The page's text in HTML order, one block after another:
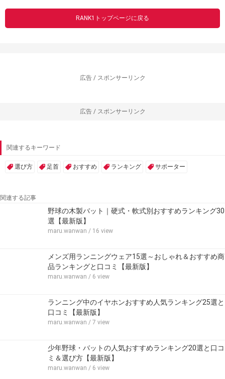
RANK1トップページに戻る
広告 / スポンサーリンク
広告 / スポンサーリンク
関連するキーワード
選び方 足首 おすすめ ランキング サポーター
関連する記事
野球の木製バット｜硬式・軟式別おすすめランキング30
選【最新版】
maru.wanwan / 16 view
メンズ用ランニングウェア15選～おしゃれ＆おすすめ商
品ランキングと口コミ【最新版】
maru.wanwan / 6 view
ランニング中のイヤホンおすすめ人気ランキング25選と
口コミ【最新版】
maru.wanwan / 7 view
少年野球・バットの人気おすすめランキング20選と口コ
ミ＆選び方【最新版】
maru.wanwan / 6 view